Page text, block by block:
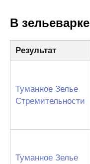
В зельеварке
Результат
Туманное Зелье
Стремительности
Туманное Зелье